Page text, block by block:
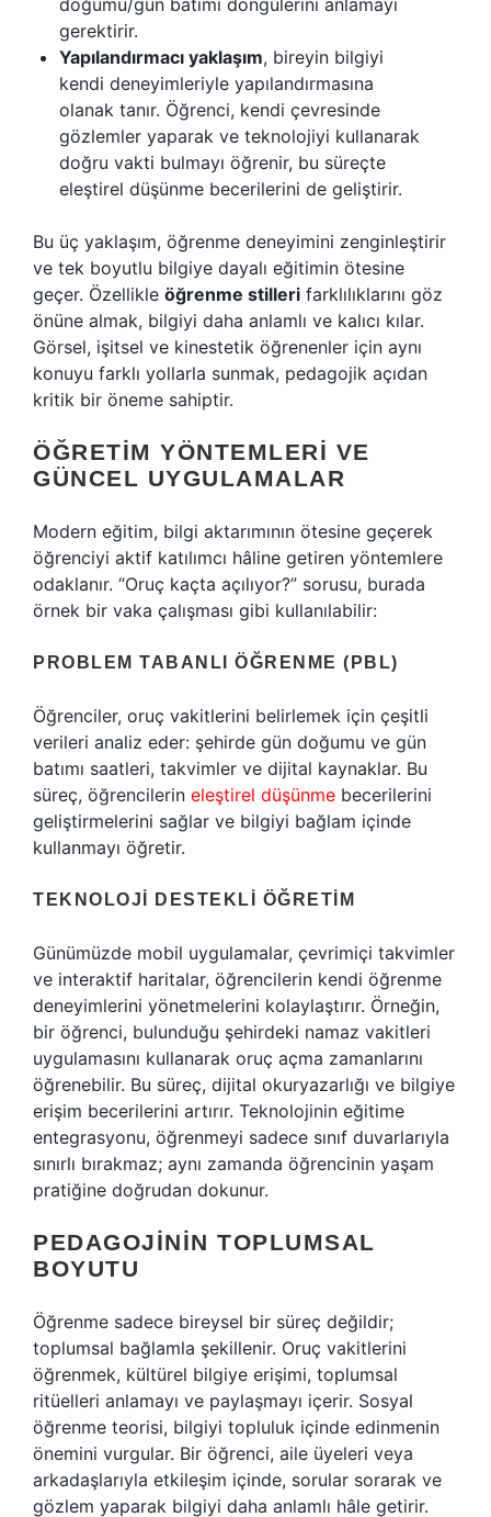
doğumu/gün batımı döngülerini anlamayı
gerektirir.
Yapılandırmacı yaklaşım, bireyin bilgiyi
kendi deneyimleriyle yapılandırmasına
olanak tanır. Öğrenci, kendi çevresinde
gözlemler yaparak ve teknolojiyi kullanarak
doğru vakti bulmayı öğrenir, bu süreçte
eleştirel düşünme becerilerini de geliştirir.
Bu üç yaklaşım, öğrenme deneyimini zenginleştirir
ve tek boyutlu bilgiye dayalı eğitimin ötesine
geçer. Özellikle öğrenme stilleri farklılıklarını göz
önüne almak, bilgiyi daha anlamlı ve kalıcı kılar.
Görsel, işitsel ve kinestetik öğrenenler için aynı
konuyu farklı yollarla sunmak, pedagojik açıdan
kritik bir öneme sahiptir.
ÖĞRETIM YÖNTEMLERI VE
GÜNCEL UYGULAMALAR
Modern eğitim, bilgi aktarımının ötesine geçerek
öğrenciyi aktif katılımcı hâline getiren yöntemlere
odaklanır. “Oruç kaçta açılıyor?” sorusu, burada
örnek bir vaka çalışması gibi kullanılabilir:
PROBLEM TABANLI ÖĞRENME (PBL)
Öğrenciler, oruç vakitlerini belirlemek için çeşitli
verileri analiz eder: şehirde gün doğumu ve gün
batımı saatleri, takvimler ve dijital kaynaklar. Bu
süreç, öğrencilerin eleştirel düşünme becerilerini
geliştirmelerini sağlar ve bilgiyi bağlam içinde
kullanmayı öğretir.
TEKNOLOJI DESTEKLI ÖĞRETIM
Günümüzde mobil uygulamalar, çevrimiçi takvimler
ve interaktif haritalar, öğrencilerin kendi öğrenme
deneyimlerini yönetmelerini kolaylaştırır. Örneğin,
bir öğrenci, bulunduğu şehirdeki namaz vakitleri
uygulamasını kullanarak oruç açma zamanlarını
öğrenebilir. Bu süreç, dijital okuryazarlığı ve bilgiye
erişim becerilerini artırır. Teknolojinin eğitime
entegrasyonu, öğrenmeyi sadece sınıf duvarlarıyla
sınırlı bırakmaz; aynı zamanda öğrencinin yaşam
pratiğine doğrudan dokunur.
PEDAGOJININ TOPLUMSAL
BOYUTU
Öğrenme sadece bireysel bir süreç değildir;
toplumsal bağlamla şekillenir. Oruç vakitlerini
öğrenmek, kültürel bilgiye erişimi, toplumsal
ritüelleri anlamayı ve paylaşmayı içerir. Sosyal
öğrenme teorisi, bilgiyi topluluk içinde edinmenin
önemini vurgular. Bir öğrenci, aile üyeleri veya
arkadaşlarıyla etkileşim içinde, sorular sorarak ve
gözlem yaparak bilgiyi daha anlamlı hâle getirir.